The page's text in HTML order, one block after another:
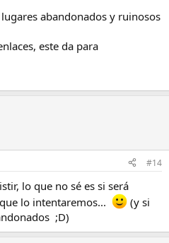
abandonados y ruinosos
este da para
#14
lo que no sé es si será
lo intentaremos...
(y si
;D)